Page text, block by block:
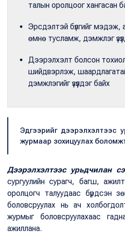
талын оролцоог хангасан
Эрсдэлтэй бүлгийг мэдэж,
өмнө тусламж, дэмжлэг
Дээрэлхэлт болсон
шийдвэрлэж,
дэмжлэгийг үзүүлдэг байх
Эдгээрийг дээрэлхэлтээс
журмаар зохицуулах
Дээрэлхэлтээс урьдчилан
сургуулийн сурагч, багш,
оролцогч талуудаас бүрдсэн
боловсруулах нь ач
журмыг боловсруулахаас
ажиллана.